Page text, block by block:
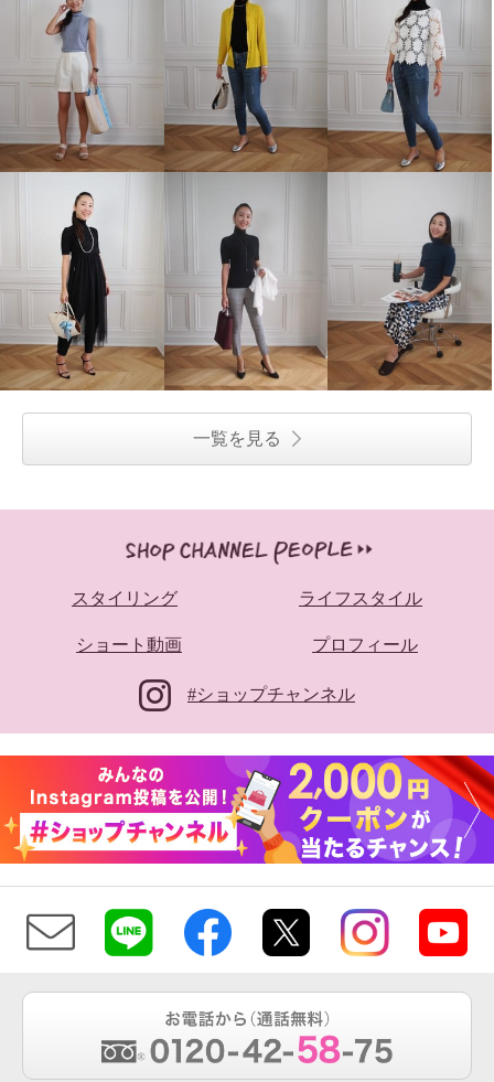
一覧を見る
スタイリング ライフスタイル
ショート動画 プロフィール
#ショップチャンネル